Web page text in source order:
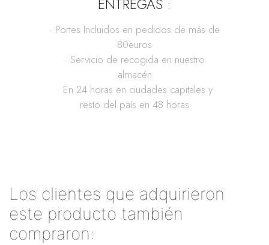
ENTREGAS :
· Portes Incluidos en pedidos de más de
80euros
· Servicio de recogida en nuestro
almacén
· En 24 horas en ciudades capitales y
resto del país en 48 horas
Los clientes que adquirieron
este producto también
compraron: